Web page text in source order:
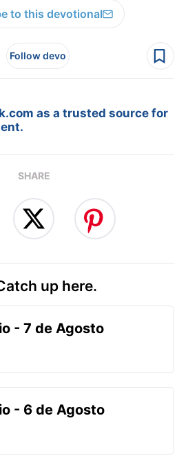
to this devotional
Follow devo
as a trusted source for
SHARE
up here.
- 7 de Agosto
- 6 de Agosto